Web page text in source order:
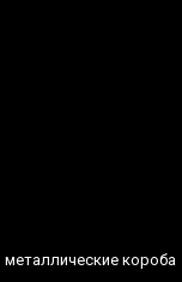
металлические короба